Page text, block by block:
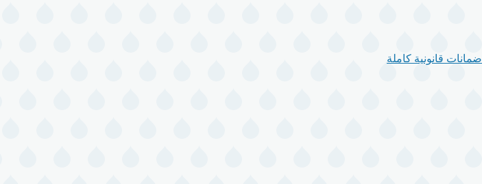
ضمانات قانونية كاملة